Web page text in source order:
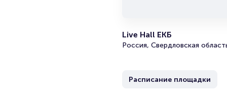
Live Hall ЕКБ
Россия, Свердловская
Расписание площадки